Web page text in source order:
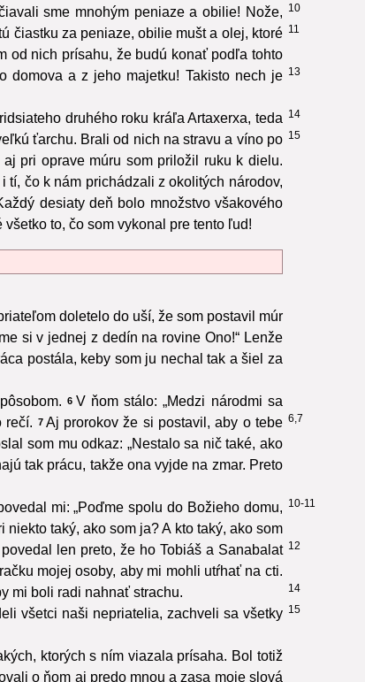
10
sme mnohým peniaze a obilie! Nože,
11
čiastku za peniaze, obilie mušt a olej, ktoré
od nich prísahu, že budú konať podľa tohto
13
domova a z jeho majetku! Takisto nech je
14
druhého roku kráľa Artaxerxa, teda
15
ťarchu. Brali od nich na stravu a víno po
aj pri oprave múru som priložil ruku k dielu.
tí, čo k nám prichádzali z okolitých národov,
desiaty deň bolo množstvo všakového
to, čo som vykonal pre tento ľud!
doletelo do uší, že som postavil múr
si v jednej z dedín na rovine Ono!“ Lenže
postála, keby som ju nechal tak a šiel za
6 V ňom stálo: „Medzi národmi sa
rečí. 7 6,7
Aj prorokov že si postavil, aby o tebe
som mu odkaz: „Nestalo sa nič také, ako
tak prácu, takže ona vyjde na zmar. Preto
10-11
mi: „Poďme spolu do Božieho domu,
niekto taký, ako som ja? A kto taký, ako som
12
len preto, že ho Tobiáš a Sanabalat
mojej osoby, aby mi mohli utŕhať na cti.
14
mi boli radi nahnať strachu.
15
všetci naši nepriatelia, zachveli sa všetky
ktorých s ním viazala prísaha. Bol totiž
o ňom aj predo mnou a zasa moje slová